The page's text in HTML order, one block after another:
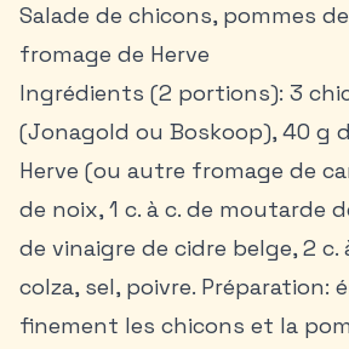
Salade de chicons, pommes
fromage de Herve
Ingrédients (2 portions): 3
(Jonagold ou Boskoop), 40 g
Herve (ou autre fromage de
de noix, 1 c. à c. de moutarde
de vinaigre de cidre belge, 2 c.
colza, sel, poivre. Préparation:
finement les chicons et la